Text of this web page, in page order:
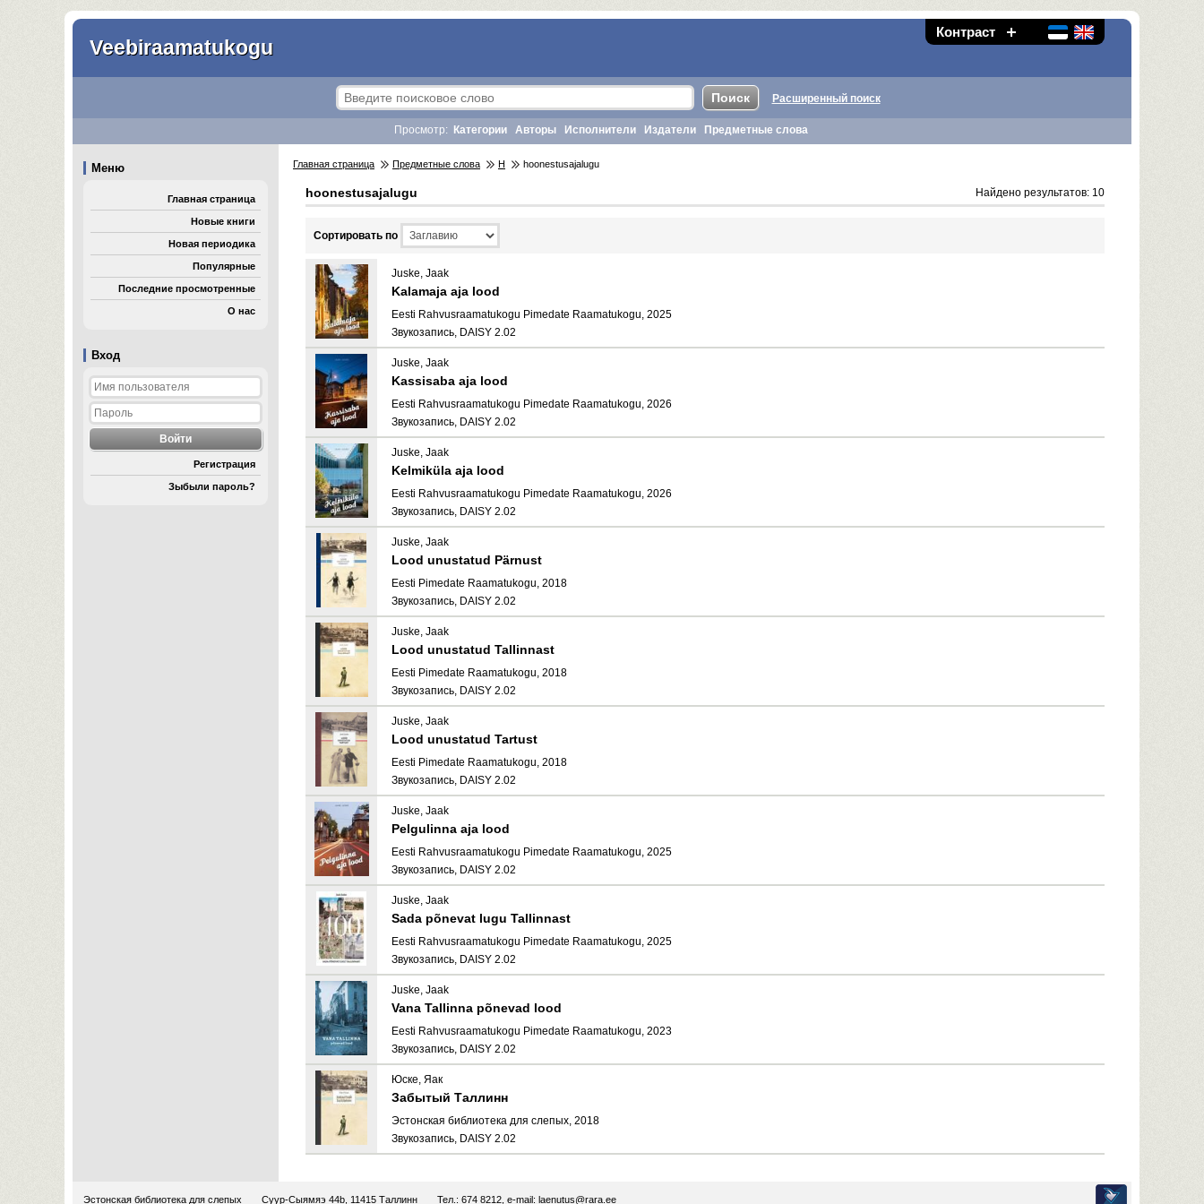
Контраст
Veebiraamatukogu
Вход
Регистрация
Зыбыли пароль?
Расширенный поиск
Просмотр: Категории Авторы Исполнители Издатели Предметные слова
Меню
Главная страница
Новые книги
Новая периодика
Популярные
Последние просмотренные
О нас
Главная страница Предметные слова H hoonestusajalugu
hoonestusajalugu Найдено результатов: 10
Cортировать по
Juske, Jaak
Kalamaja aja lood
Eesti Rahvusraamatukogu Pimedate Raamatukogu, 2025
Звукозапись, DAISY 2.02
Juske, Jaak
Kassisaba aja lood
Eesti Rahvusraamatukogu Pimedate Raamatukogu, 2026
Звукозапись, DAISY 2.02
Juske, Jaak
Kelmiküla aja lood
Eesti Rahvusraamatukogu Pimedate Raamatukogu, 2026
Звукозапись, DAISY 2.02
Juske, Jaak
Lood unustatud Pärnust
Eesti Pimedate Raamatukogu, 2018
Звукозапись, DAISY 2.02
Juske, Jaak
Lood unustatud Tallinnast
Eesti Pimedate Raamatukogu, 2018
Звукозапись, DAISY 2.02
Juske, Jaak
Lood unustatud Tartust
Eesti Pimedate Raamatukogu, 2018
Звукозапись, DAISY 2.02
Juske, Jaak
Pelgulinna aja lood
Eesti Rahvusraamatukogu Pimedate Raamatukogu, 2025
Звукозапись, DAISY 2.02
Juske, Jaak
Sada põnevat lugu Tallinnast
Eesti Rahvusraamatukogu Pimedate Raamatukogu, 2025
Звукозапись, DAISY 2.02
Juske, Jaak
Vana Tallinna põnevad lood
Eesti Rahvusraamatukogu Pimedate Raamatukogu, 2023
Звукозапись, DAISY 2.02
Юске, Яак
Забытый Таллинн
Эстонская библиотека для слепых, 2018
Звукозапись, DAISY 2.02
Эстонская библиотека для слепых Суур-Сыямяэ 44b, 11415 Таллинн Тел.: 674 8212, e-mail: laenutus@rara.ee